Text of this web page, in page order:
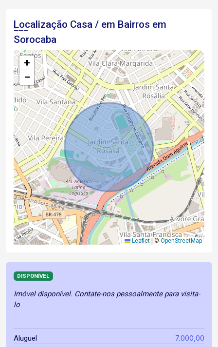
Localização Casa / em Bairros em
Sorocaba
+
−
Leaflet | ©OpenStreetMap
DISPONÍVEL
Imóvel disponível. Contate-nos pessoalmente para visita-
lo
Aluguel 7.000,00